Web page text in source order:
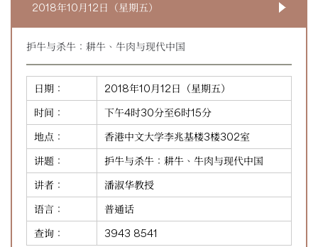
2018年10月12日（星期五）
护牛与杀牛：耕牛、牛肉与现代中国
日期：
2018年10月12日（星期五）
时间：
下午4时30分至6时15分
地点：
香港中文大学李兆基楼3楼302室
讲题：
护牛与杀牛：耕牛、牛肉与现代中国
讲者：
潘淑华教授
语言：
普通话
查询：
3943 8541